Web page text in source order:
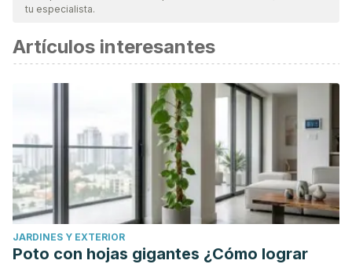
tu especialista.
Artículos interesantes
JARDINES Y EXTERIOR
Poto con hojas gigantes ¿Cómo lograr